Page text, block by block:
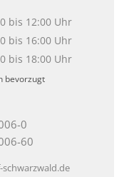
bis 12:00 Uhr
bis 16:00 Uhr
bis 18:00 Uhr
bevorzugt
0
60